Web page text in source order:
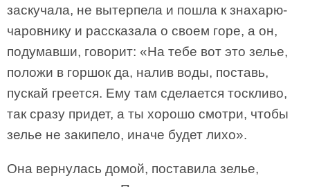
заскучала, не вытерпела и пошла к знахарю-
чаровнику и рассказала о своем горе, а он,
подумавши, говорит: «На тебе вот это зелье,
положи в горшок да, налив воды, поставь,
пускай греется. Ему там сделается тоскливо,
так сразу придет, а ты хорошо смотри, чтобы
зелье не закипело, иначе будет лихо».
Она вернулась домой, поставила зелье,